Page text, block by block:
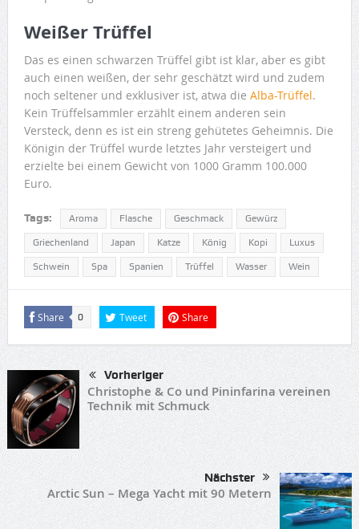
Weißer Trüffel
Das es einen schwarzen Trüffel gibt ist klar, aber es gibt
auch einen weißen, der sehr geschätzt wird und zudem
noch seltener und exklusiver ist, atwa die Alba-Trüffel.
Kein Trüffelsammler erzählt einem anderen sein
Versteck, denn es ist ein streng gehütetes Geheimnis. Die
Königin der Trüffel wurde letztes Jahr versteigert und
erzielte bei einem Gewicht von 1000 Gramm 100.000
Euro.
Tags: Aroma Flasche Geschmack Gewürz
Griechenland Japan Katze König Kopi Luxus
Schwein Spa Spanien Trüffel Wasser Wein
Share 0 Tweet Share
Vorheriger
Christophe & Co und Pininfarina vereinen
Technik mit Schmuck
Nächster
Arctic Sun – Mega Yacht mit 90 Metern